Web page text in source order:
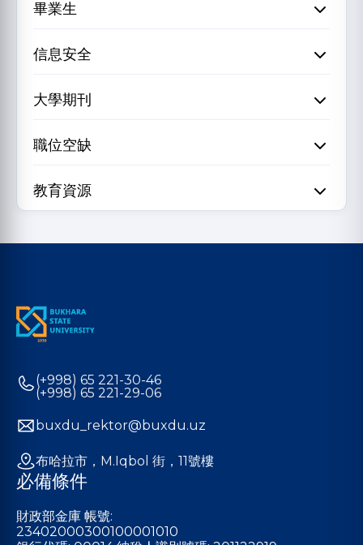
畢業生
信息安全
大學期刊
職位空缺
教育資源
(+998) 65 221-30-46
(+998) 65 221-29-06
buxdu_rektor@buxdu.uz
布哈拉市，M.Iqbol 街，11號樓
必備條件
財政部金庫 帳號:
23402000300100001010